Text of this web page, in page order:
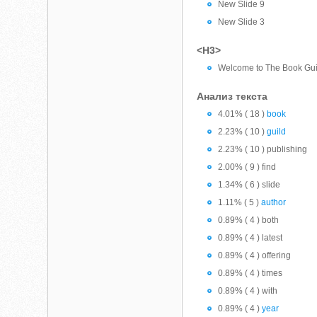
New Slide 9
New Slide 3
<H3>
Welcome to The Book
Анализ текста
4.01% ( 18 ) book
2.23% ( 10 )guild
2.23% ( 10 ) publishing
2.00% ( 9 ) find
1.34% ( 6 ) slide
1.11% ( 5 )author
0.89% ( 4 ) both
0.89% ( 4 ) latest
0.89% ( 4 ) offering
0.89% ( 4 ) times
0.89% ( 4 ) with
0.89% ( 4 )year